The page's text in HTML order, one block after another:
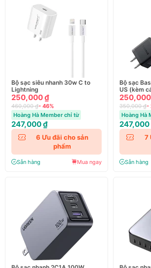
Bộ sạc siêu nhanh 30w C to
Lightning
250,000 ₫
460,000 ₫- 46%
Hoàng Hà Member chỉ từ
247,000 ₫
6 Ưu đãi cho sản
phẩm
Sẵn hàng Mua ngay
Bộ sạc
US (kèm
Lightning
350,000 ₫-
Hoàng Hà
247,000
7
Sẵn hàng